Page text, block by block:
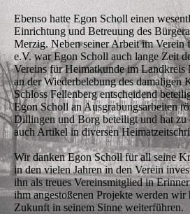
Ebenso hatte Egon Scholl einen
Einrichtung und Betreuung des
Merzig. Neben seiner Arbeit im Verein
e.V. war Egon Scholl auch lange Zeit
Vereins für Heimatkunde im Landkreis
an der Wiederbelebung des damaligen
Schloss Fellenberg entscheidend
Egon Scholl an Ausgrabungsarbeiten
Dillingen und Borg beteiligt und hat zu
auch Artikel in diversen
Wir danken Egon Scholl für all seine
in den vielen Jahren in den Verein
ihn als treues Vereinsmitglied in
ihm angestoßenen Projekte werden wir
Zukunft in seinem Sinne weiterführen.